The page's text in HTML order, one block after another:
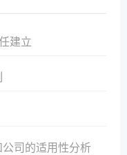
建立
司的适用性分析